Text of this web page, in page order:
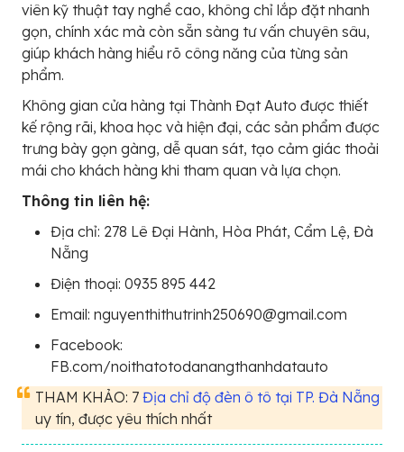
viên kỹ thuật tay nghề cao, không chỉ lắp đặt nhanh
gọn, chính xác mà còn sẵn sàng tư vấn chuyên sâu,
giúp khách hàng hiểu rõ công năng của từng sản
phẩm.
Không gian cửa hàng tại Thành Đạt Auto được thiết
kế rộng rãi, khoa học và hiện đại, các sản phẩm được
trưng bày gọn gàng, dễ quan sát, tạo cảm giác thoải
mái cho khách hàng khi tham quan và lựa chọn.
Thông tin liên hệ:
Địa chỉ: 278 Lê Đại Hành, Hòa Phát, Cẩm Lệ, Đà
Nẵng
Điện thoại: 0935 895 442
Email: nguyenthithutrinh250690@gmail.com
Facebook:
FB.com/noithatotodanangthanhdatauto
THAM KHẢO: 7 Địa chỉ độ đèn ô tô tại TP. Đà Nẵng
uy tín, được yêu thích nhất